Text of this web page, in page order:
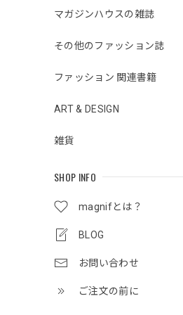
マガジンハウスの雑誌
その他のファッション誌
ファッション 関連書籍
ART & DESIGN
雑貨
SHOP INFO
magnifとは？
BLOG
お問い合わせ
ご注文の前に